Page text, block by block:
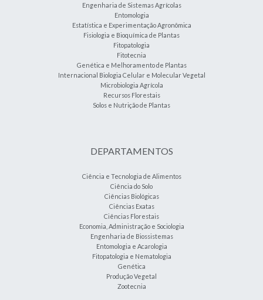
Engenharia de Sistemas Agrícolas
Entomologia
Estatística e Experimentação Agronômica
Fisiologia e Bioquímica de Plantas
Fitopatologia
Fitotecnia
Genética e Melhoramento de Plantas
Internacional Biologia Celular e Molecular Vegetal
Microbiologia Agrícola
Recursos Florestais
Solos e Nutrição de Plantas
DEPARTAMENTOS
Ciência e Tecnologia de Alimentos
Ciência do Solo
Ciências Biológicas
Ciências Exatas
Ciências Florestais
Economia, Administração e Sociologia
Engenharia de Biossistemas
Entomologia e Acarologia
Fitopatologia e Nematologia
Genética
Produção Vegetal
Zootecnia